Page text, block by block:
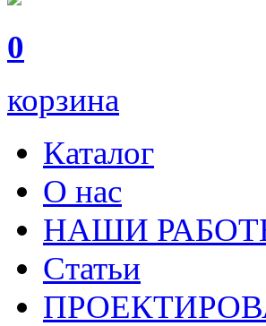
0
корзина
Каталог
О нас
НАШИ
Статьи